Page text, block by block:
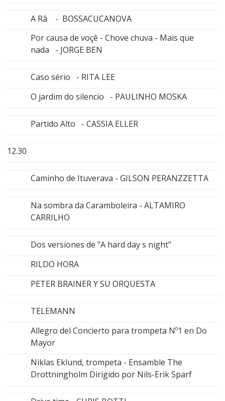
A Râ - BOSSACUCANOVA
Por causa de voçê - Chove chuva - Mais que
nada - JORGE BEN
Caso sério - RITA LEE
O jardim do silencio - PAULINHO MOSKA
Partido Alto - CASSIA ELLER
12.30
Caminho de Ituverava - GILSON PERANZZETTA
Na sombra da Caramboleira - ALTAMIRO
CARRILHO
Dos versiones de "A hard day s night"
RILDO HORA
PETER BRAINER Y SU ORQUESTA
TELEMANN
Allegro del Concierto para trompeta Nº1 en Do
Mayor
Niklas Eklund, trompeta - Ensamble The
Drottningholm Dirigido por Nils-Erik Sparf